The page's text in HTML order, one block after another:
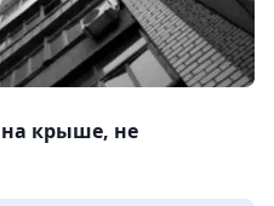
на крыше, не